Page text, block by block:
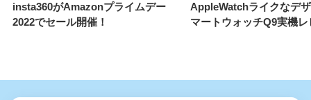
insta360がAmazonプライムデー
2022でセール開催！
AppleWatchライクなデ
マートウォッチQ9実機レ